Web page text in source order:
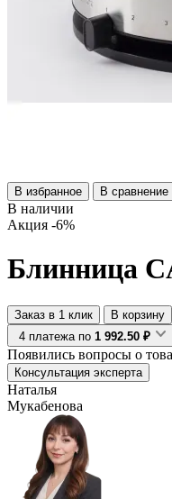
В избранное В сравнение
В наличии
Акция -6%
Блинница
Заказ в 1 клик
В корзину
4 платежа по 1 992.50 ₽
Появились вопросы о
Консультация эксперта
Наталья
Мукабенова